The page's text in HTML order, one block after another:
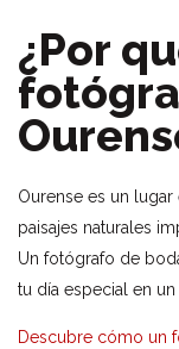
¿Por
Ourense es un
paisajes naturales
Un fotógrafo de
tu día especial en
Descubre cómo un